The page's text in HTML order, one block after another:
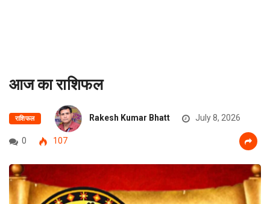
आज का राशिफल
राशिफल Rakesh Kumar Bhatt July 8, 2026
0 107